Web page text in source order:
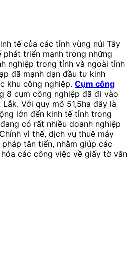
tế của các tỉnh vùng núi Tây
phát triển mạnh trong những
nghiệp trong tỉnh và ngoài tỉnh
đã mạnh dạn đầu tư kinh
khu công nghiệp. Cụm công
8 cụm công nghiệp đã đi vào
Với quy mô 51,5ha đây là
lớn đến kinh tế tỉnh trong
có rất nhiều doanh nghiệp
vì thế, dịch vụ thuê máy
tân tiến, nhằm giúp các
các công việc về giấy tờ văn